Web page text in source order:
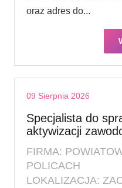
oraz adres do...
09 Sierpnia 2026
Specjalista do
aktywizacji
FIRMA:
POLICACH
LOKALIZACJA: